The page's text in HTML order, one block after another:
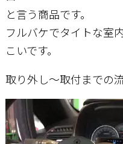
と言う商品です。
フルバケでタイトな室
こいです。
取り外し～取付までの
動
画